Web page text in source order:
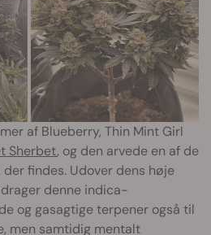
af Blueberry, Thin Mint Girl
Sherbet, og den arvede en af de
findes. Udover dens høje
denne indica-
og gasagtige terpener også til
men samtidig mentalt